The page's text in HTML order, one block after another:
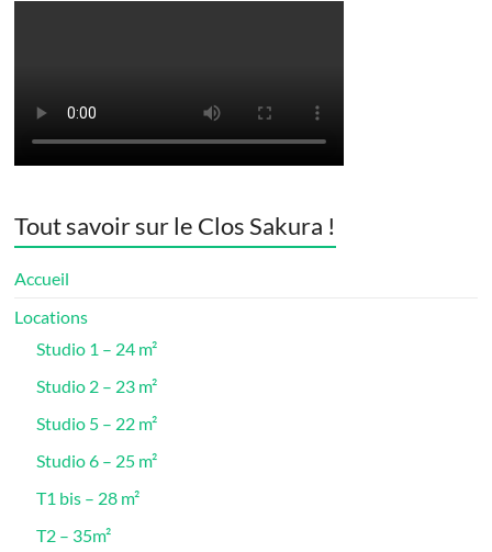
Tout savoir sur le Clos Sakura !
Accueil
Locations
Studio 1 – 24 m²
Studio 2 – 23 m²
Studio 5 – 22 m²
Studio 6 – 25 m²
T1 bis – 28 m²
T2 – 35m²